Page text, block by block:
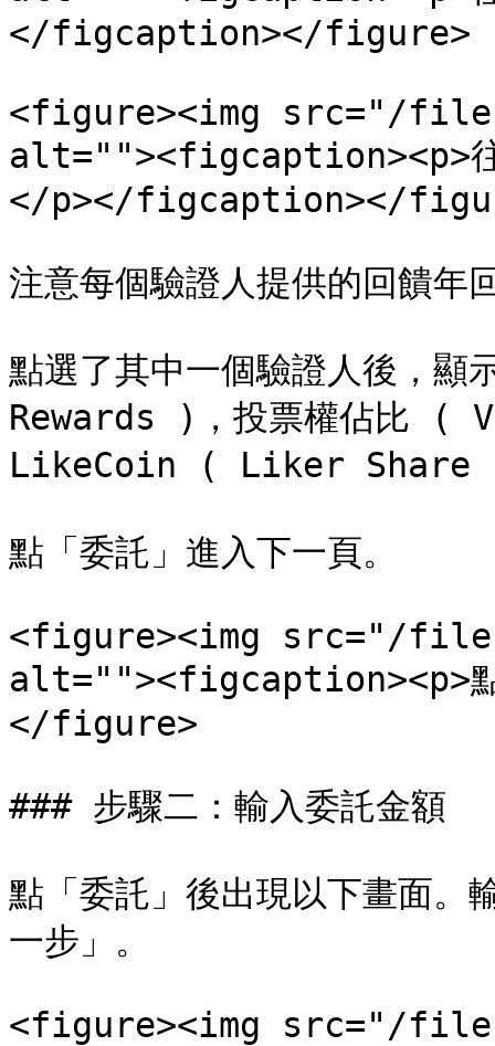
</figcaption></figure>
<figure><img src="/
alt=""><figcaption><p>往
</p></figcaption></
注意每個驗證人提供的回饋年
點選了其中一個驗證人後，
Rewards )，投票權佔比 (
LikeCoin ( Liker Share )
點「委託」進入下一頁。
<figure><img src="/files/
alt=""><figcaption><p>
</figure>
### 步驟二：輸入委託金額
點「委託」後出現以下畫面。
一步」。
<figure><img src="/files/